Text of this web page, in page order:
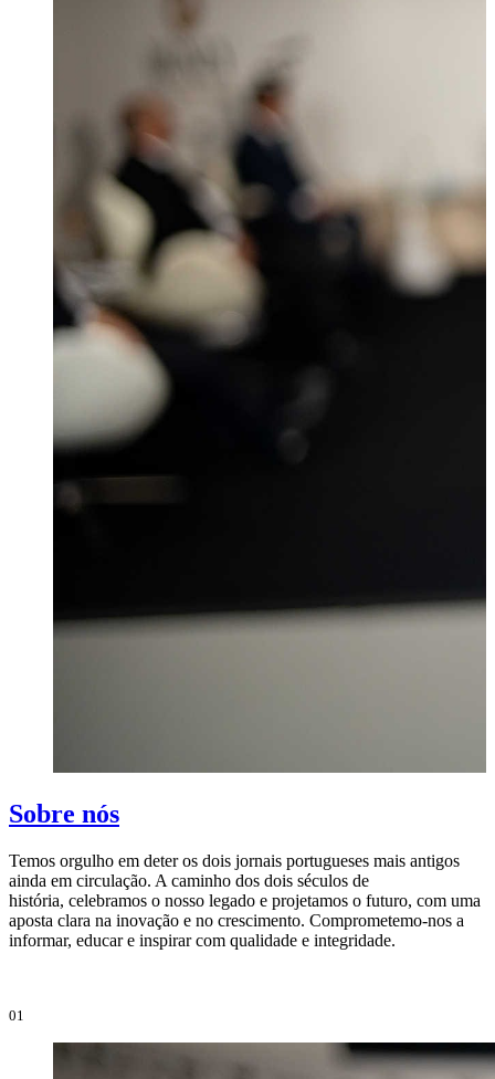
Sobre nós
Temos orgulho em deter os dois jornais portugueses mais antigos
ainda em circulação. A caminho dos dois séculos de
história, celebramos o nosso legado e projetamos o futuro, com uma
aposta clara na inovação e no crescimento. Comprometemo-nos a
informar, educar e inspirar com qualidade e integridade.
01